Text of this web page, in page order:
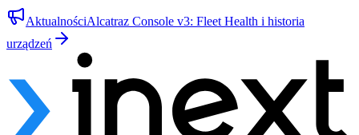
AktualnościAlcatraz Console v3: Fleet Health i historia
urządzeń